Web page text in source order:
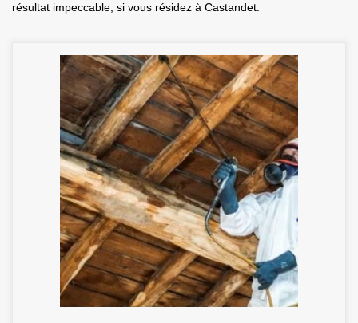
résultat impeccable, si vous résidez à Castandet.